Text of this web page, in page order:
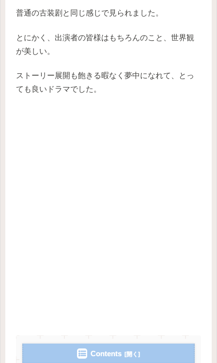
普通の古装剧と同じ感じで見られました。
とにかく、出演者の皆様はもちろんのこと、世界観
が美しい。
ストーリー展開も飽きる暇なく夢中になれて、とっ
ても良いドラマでした。
Contents